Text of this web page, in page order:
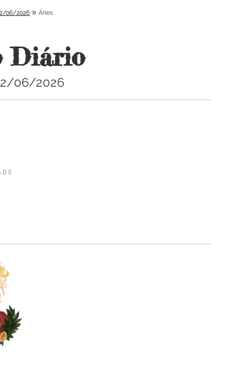
06/2026 » Áries
Diário
06/2026